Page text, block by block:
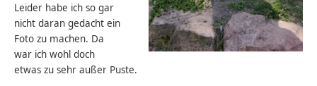
Leider habe ich so gar
nicht daran gedacht ein
Foto zu machen. Da
war ich wohl doch
etwas zu sehr außer Puste.